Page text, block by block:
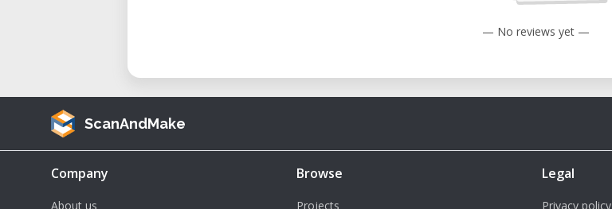
Velocidad de impresión: Hasta 180 mm/s, con un rango recomendado
confiables.
amplia gama de materiales.
Fuente de alimentación: Entrada: 110/220V 50/60Hz; Salida: DC 24V;
Potencia: 350W, proporcionando una potencia estable y suficiente
para un rendimiento consistente.
— No reviews yet —
ScanAndMake
Company
About us
Browse
Projects
Legal
Privacy policy